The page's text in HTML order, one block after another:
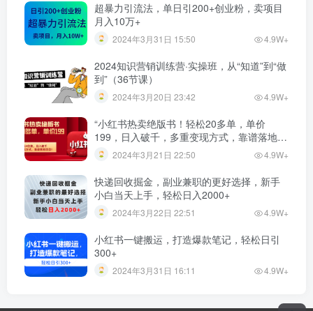
超暴力引流法，单日引200+创业粉，卖项目
月入10万+
2024年3月31日 15:50 4.9W+
2024知识营销训练营·实操班，从“知道”到“做
到”（36节课）
2024年3月20日 23:42 4.9W+
“小红书热卖绝版书！轻松20多单，单价
199，日入破千，多重变现方式，靠谱落地项
目！”2024年3月21日 22:50 4.9W+
快递回收掘金，副业兼职的更好选择，新手
小白当天上手，轻松日入2000+
2024年3月22日 22:51 4.9W+
小红书一键搬运，打造爆款笔记，轻松日引
300+
2024年3月31日 16:11 4.9W+